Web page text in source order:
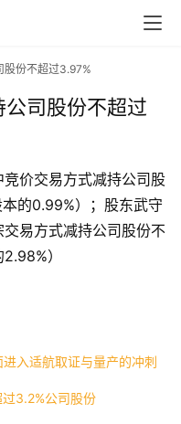
股份不超过3.97%
司股份不超过
价交易方式减持公司股
的0.99%）；股东武守
易方式减持公司股份不
）
入适航取证与量产的冲刺
3.2%公司股份